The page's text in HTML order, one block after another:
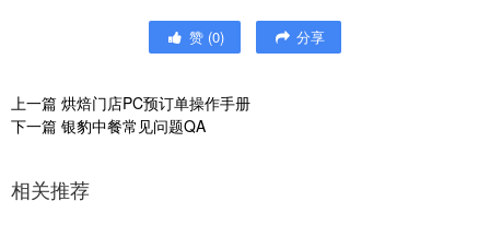
赞 (0) 分享
上一篇 烘焙门店PC预订单操作手册
下一篇 银豹中餐常见问题QA
相关推荐